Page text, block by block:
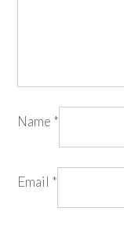
Name *
Email *